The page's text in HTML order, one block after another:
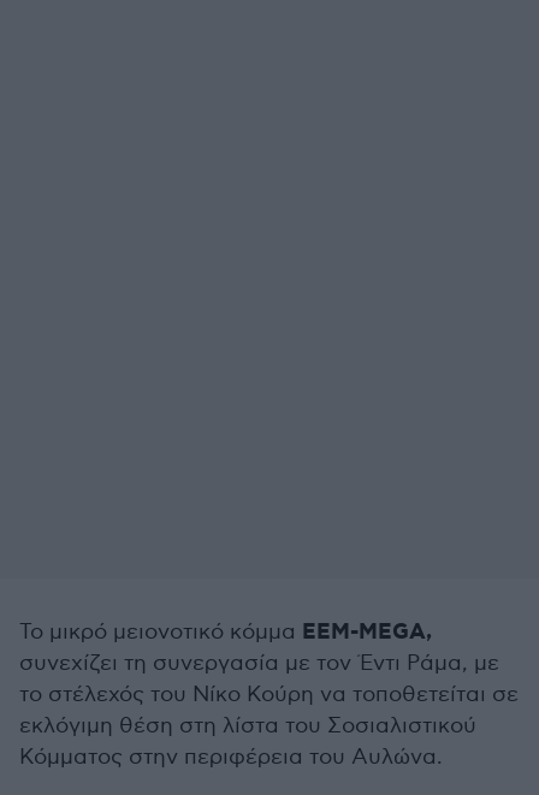
Το μικρό μειονοτικό κόμμα ΕΕΜ-MEGA,
συνεχίζει τη συνεργασία με τον Έντι Ράμα, με
το στέλεχός του Νίκο Κούρη να τοποθετείται σε
εκλόγιμη θέση στη λίστα του Σοσιαλιστικού
Κόμματος στην περιφέρεια του Αυλώνα.